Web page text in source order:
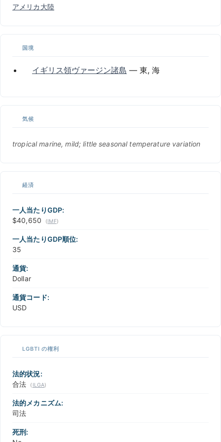
アメリカ大陸
国境
イギリス領ヴァージン諸島 — 東, 海
気候
tropical marine, mild; little seasonal temperature variation
経済
一人当たりGDP:
$40,650
(IMF)
一人当たりGDP順位:
35
通貨:
Dollar
通貨コード:
USD
LGBTI の権利
法的状況:
合法
( ILGA)
法的メカニズム:
司法
死刑: